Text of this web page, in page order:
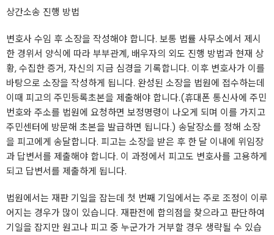
상간소송 진행 방법
변호사 수임 후 소장을 작성해야 합니다. 보통 법률 사무소에서 제시
한 경위서 양식에 따라 부부관계, 배우자의 외도 진행 방법과 현재 상
황, 수집한 증거, 자신의 지금 심경을 기록합니다. 이후 변호사가 이를
바탕으로 소장을 작성하게 됩니다. 완성된 소장을 법원에 접수하는데
이때 피고의 주민등록초본을 제출해야 합니다.(휴대폰 통신사에 주민
번호와 주소를 법원에 요청하면 보정명령이 나오게 되며 이를 가지고
주민센터에 방문해 초본을 발급하면 됩니다.) 송달장소를 정해 소장
을 피고에게 송달합니다. 피고는 소장을 받은 후 한 달 이내에 위임장
과 답변서를 제출해야 합니다. 이 과정에서 피고도 변호사를 고용하게
되고 답변서를 제출하게 됩니다.
법원에서는 재판 기일을 잡는데 첫 번째 기일에서는 주로 조정이 이루
어지는 경우가 많이 있습니다. 재판전에 합의점을 찾으라고 판단하여
기일을 잡지만 원고나 피고 중 누군가가 거부할 경우 생략될 수 있습